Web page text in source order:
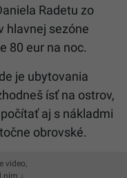
Radetu zo
hlavnej sezóne
80 eur na noc.
je ubytovania
ísť na ostrov,
aj s nákladmi
obrovské.
video,
ním ↓